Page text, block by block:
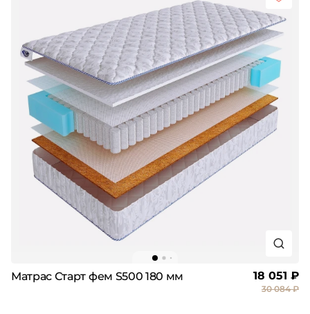
Матрас Старт фем S500 180 мм 18 051 ₽
30 084 ₽